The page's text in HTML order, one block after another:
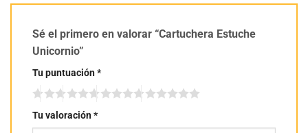
Sé el primero en valorar “Cartuchera Estuche
Unicornio”
Tu puntuación*
Tu valoración*